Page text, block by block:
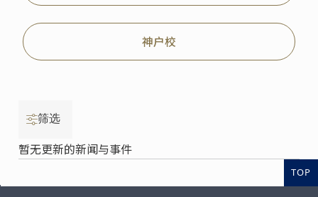
神户校
筛选
暂无更新的新闻与事件
TOP